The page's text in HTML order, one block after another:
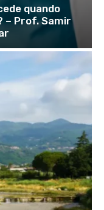
quando
– Prof. Samir